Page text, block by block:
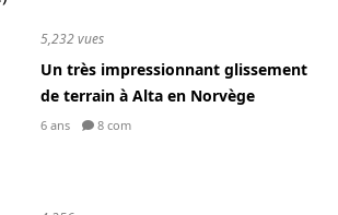
5,232 vues
Un très impressionnant glissement
de terrain à Alta en Norvège
6 ans 8 com